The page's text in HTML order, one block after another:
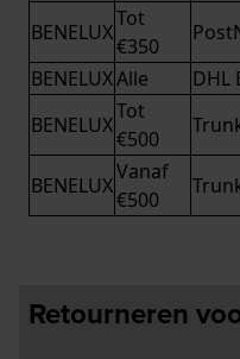
BENELUX
Tot
€350
BENELUXAlle DHL
BENELUX
Tot
€500
BENELUX
Vanaf
€500
Retourneren